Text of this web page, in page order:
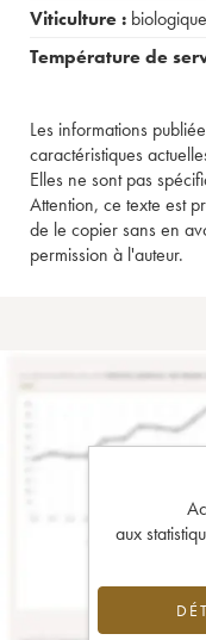
Viticulture : biologique
Température de
Les informations
caractéristiques
Elles ne sont pas
Attention, ce texte est
de le copier sans en
permission à l'auteur.
aux